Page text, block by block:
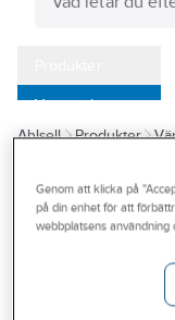
Varumärken
Kampanjer
Outlet
Branscher
Ahlsell Produkter
Genom att klicka på
på din enhet för att
webbplatsens användning